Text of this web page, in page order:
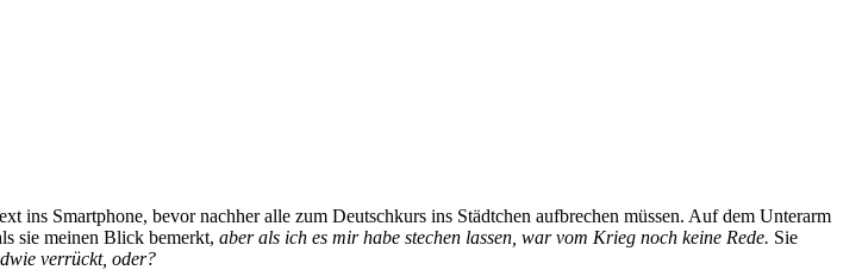
Smartphone, bevor nachher alle zum Deutschkurs ins Städtchen aufbrechen müssen. Auf dem Unterarm
sie meinen Blick bemerkt, aber als ich es mir habe stechen lassen, war vom Krieg noch keine Rede. Sie
verrückt, oder?